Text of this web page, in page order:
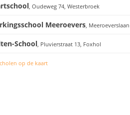
, Oudeweg 74, Westerbroek
Meeroevers,
School, Pluvierstraat 13, Foxhol
op de kaart